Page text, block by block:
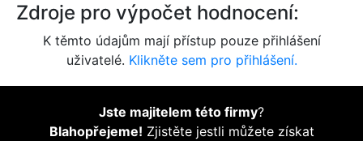
Zdroje pro výpočet hodnocení:
K těmto údajům mají přístup pouze přihlášení
uživatelé. Klikněte sem pro přihlášení.
Jste majitelem této firmy?
Blahopřejeme! Zjistěte jestli můžete získat